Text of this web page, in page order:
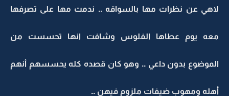
لاهي عن نظرات مها بالسواقه .. ندمت مها على تصرفها
معه يوم عطاها الفلوس وشافت انها تحسست من
الموضوع بدون داعي .. وهو كان قصده كله يحسسهم أنهم
أهله ومهوب ضيفات ملزوم فيهن ..